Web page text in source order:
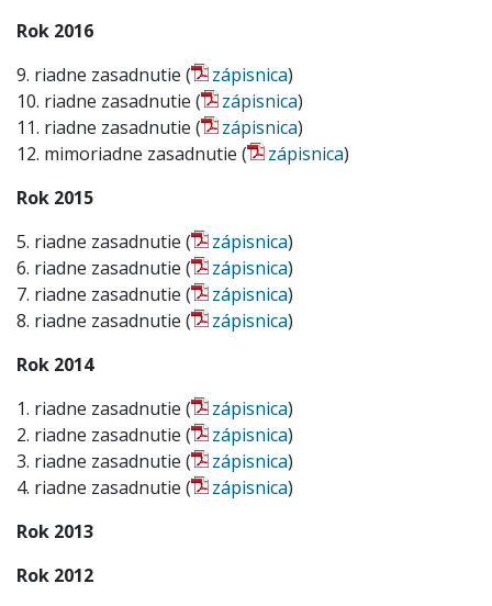
Rok 2016
9. riadne zasadnutie (
zápisnica)
10. riadne zasadnutie (
zápisnica)
11. riadne zasadnutie (
zápisnica)
12. mimoriadne zasadnutie (
zápisnica)
Rok 2015
5. riadne zasadnutie (
zápisnica)
6. riadne zasadnutie (
zápisnica)
7. riadne zasadnutie (
zápisnica)
8. riadne zasadnutie (
zápisnica)
Rok 2014
1. riadne zasadnutie (
zápisnica)
2. riadne zasadnutie (
zápisnica)
3. riadne zasadnutie (
zápisnica)
4. riadne zasadnutie (
zápisnica)
Rok 2013
Rok 2012